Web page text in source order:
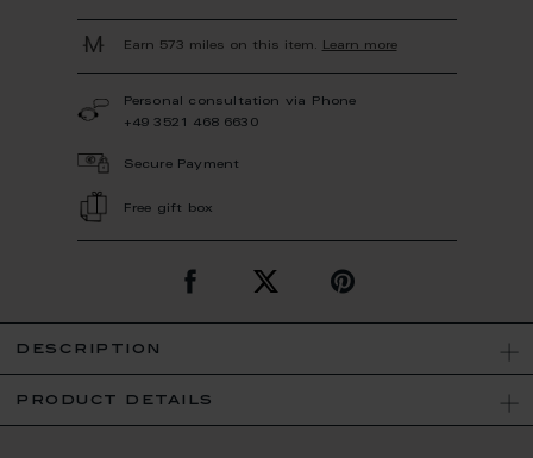
Earn 573 miles on this item. Learn more
Personal consultation via Phone
+49 3521 468 6630
Secure Payment
Free gift box
description
product details